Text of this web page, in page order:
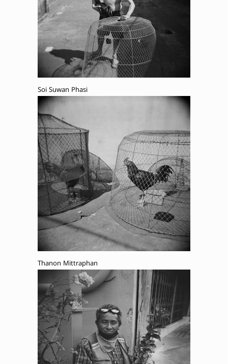
Soi Suwan Phasi
Thanon Mittraphan